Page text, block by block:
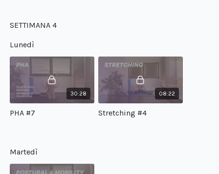
SETTIMANA 4
Lunedì
30:28
PHA #7
08:22
Stretching #4
Martedì